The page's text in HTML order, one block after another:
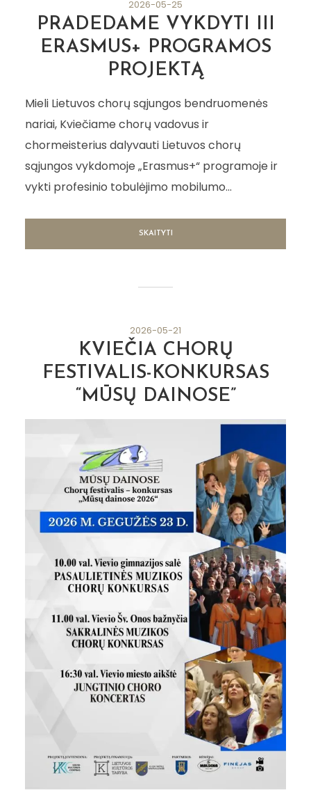
XXIV KVALIFIKACIJOS
KĖLIMO KURSAI
„VASAROS AKADEMIJA”
2026
2026-05-25
PRADEDAME VYKDYTI III
ERASMUS+ PROGRAMOS
PROJEKTĄ
Mieli Lietuvos chorų sąjungos bendruomenės
nariai, Kviečiame chorų vadovus ir
chormeisterius dalyvauti Lietuvos chorų
sąjungos vykdomoje „Erasmus+“ programoje ir
vykti profesinio tobulėjimo mobilumo...
SKAITYTI
2026-05-21
KVIEČIA CHORŲ
FESTIVALIS-KONKURSAS
“MŪSŲ DAINOSE”